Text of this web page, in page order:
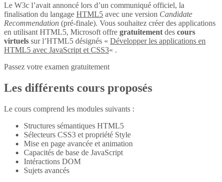
Le W3c l’avait annoncé lors d’un communiqué officiel, la
finalisation du langage HTML5 avec une version Candidate
Recommendation (pré-finale). Vous souhaitez créer des applications
en utilisant HTML5, Microsoft offre gratuitement des cours
virtuels sur l’HTML5 désignés « Développer les applications en
HTML5 avec JavaScript et CSS3« .
Passez votre examen gratuitement
Les différents cours proposés
Le cours comprend les modules suivants :
Structures sémantiques HTML5
Sélecteurs CSS3 et propriété Style
Mise en page avancée et animation
Capacités de base de JavaScript
Intéractions DOM
Sujets avancés